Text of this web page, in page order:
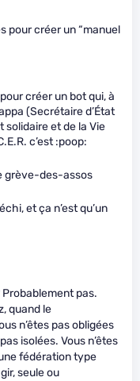
pour créer un “manuel
créer un bot qui, à
(Secrétaire d’État
solidaire et de la Vie
c’est :poop:
grève-des-assos
et ça n’est qu’un
pas.
quand le
n’êtes pas obligées
isolées. Vous n’êtes
fédération type
seule ou